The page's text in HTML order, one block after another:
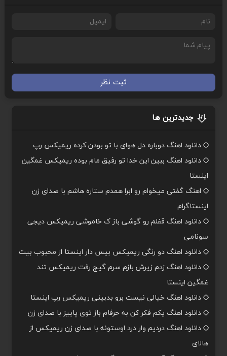
ثبت نظر
جدیدترین ها
دانلود اهنگ دوباره دل هوای با تو بودن کرده ریمیکس رپ
دانلود اهنگ ببین این خدا تو رفیق مام بوده ریمیکس غمگین
اینستا
اهنگ گفتی میخوام رو ابرا همدم ستاره هاشم با صدای زن
اینستاگرام
دانلود اهنگ قفلم رو گوشی باز ک خاموشی ریمیکس دیجی
سونامی
دانلود اهنگ دو رنگی ریمیکس بیس دار اینستا از محبوب بیت
دانلود اهنگ زدم زیرش بازم سرم گیج رفت ریمیکس تند
غمگین اینستا
دانلود اهنگ خیالی نیست برو بدبینی ریمیکس رپ اینستا
دانلود اهنگ یکم فکر کن به حرفام باز توی پاییز با صدای زن
دانلود اهنگ دردیم وار درد اوستونه با صدای زن ریمیکس از
هالای